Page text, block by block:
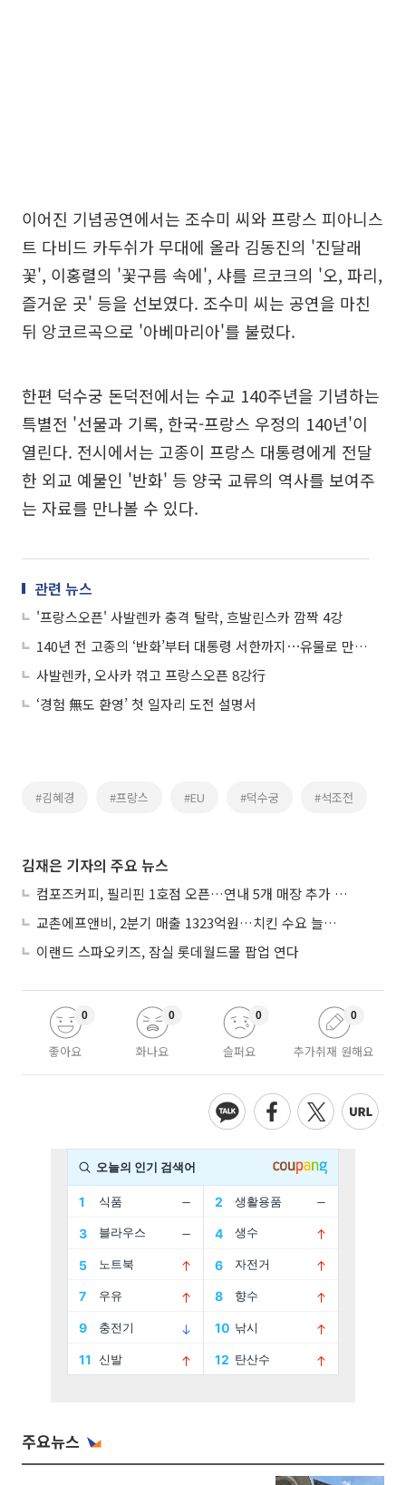
이어진 기념공연에서는 조수미 씨와 프랑스 피아니스
트 다비드 카두쉬가 무대에 올라 김동진의 '진달래
꽃', 이홍렬의 '꽃구름 속에', 샤를 르코크의 '오, 파리,
즐거운 곳' 등을 선보였다. 조수미 씨는 공연을 마친
뒤 앙코르곡으로 '아베마리아'를 불렀다.
한편 덕수궁 돈덕전에서는 수교 140주년을 기념하는
특별전 '선물과 기록, 한국-프랑스 우정의 140년'이
열린다. 전시에서는 고종이 프랑스 대통령에게 전달
한 외교 예물인 '반화' 등 양국 교류의 역사를 보여주
는 자료를 만나볼 수 있다.
관련 뉴스
'프랑스오픈' 사발렌카 충격 탈락, 흐발린스카 깜짝 4강
140년 전 고종의 ‘반화’부터 대통령 서한까지⋯유물로 만나는 한국ㆍ프랑스 우정의 역사
사발렌카, 오사카 꺾고 프랑스오픈 8강行
‘경험 無도 환영’ 첫 일자리 도전 설명서
#김혜경 #프랑스 #EU #덕수궁 #석조전
김재은 기자의 주요 뉴스
컴포즈커피, 필리핀 1호점 오픈…연내 5개 매장 추가 출점
교촌에프앤비, 2분기 매출 1323억원…치킨 수요 늘며 4.9%↑
이랜드 스파오키즈, 잠실 롯데월드몰 팝업 연다
좋아요
0
화나요
0
슬퍼요
0
추가취재 원해요
0
주요뉴스